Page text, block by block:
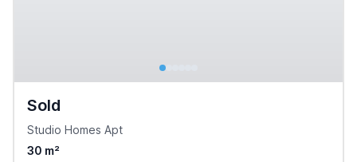
Sold
Studio Homes Apt
30 m²